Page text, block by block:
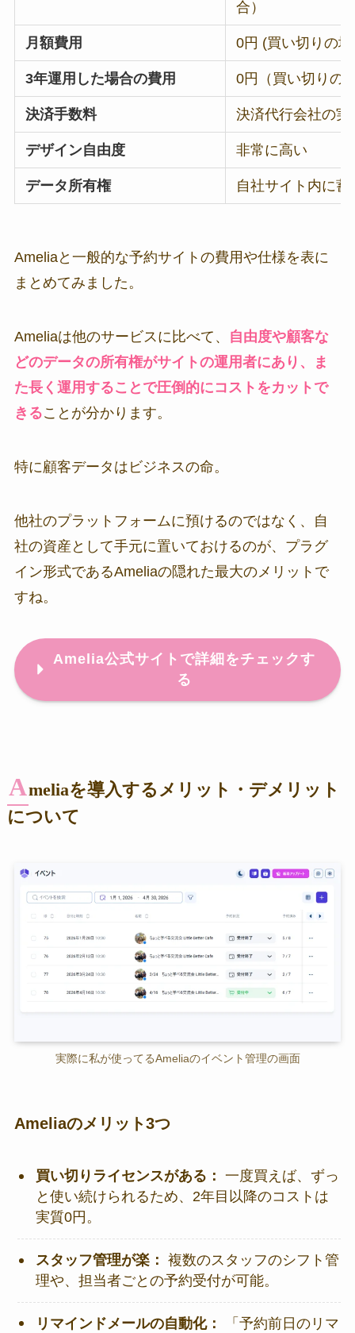
合）
月額費用 0円 (買い切りの
3年運用した場合の費用 0円（買い切りの
決済手数料 決済代行会社の実
デザイン自由度 非常に高い
データ所有権 自社サイト内に蓄
Ameliaと一般的な予約サイトの費用や仕様を表に
まとめてみました。
Ameliaは他のサービスに比べて、
自由度や顧客な
どのデータの所有権がサイトの運用者にあり、ま
た長く運用することで圧倒的にコストをカットで
きることが分かります。
特に顧客データはビジネスの命。
他社のプラットフォームに預けるのではなく、自
社の資産として手元に置いておけるのが、プラグ
イン形式であるAmeliaの隠れた最大のメリットで
すね。
Amelia公式サイトで詳細をチェックす
る
Ameliaを導入するメリット・デメリット
について
実際に私が使ってるAmeliaのイベント管理の画面
Ameliaのメリット3つ
買い切りライセンスがある： 一度買えば、ずっ
と使い続けられるため、2年目以降のコストは
実質0円。
スタッフ管理が楽： 複数のスタッフのシフト管
理や、担当者ごとの予約受付が可能。
リマインドメールの自動化：
「予約前日のリマ